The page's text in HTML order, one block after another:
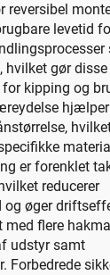
reversibel
levetid
hvilket gør
kipping og
er forenklet
reducerer
og øger
flere
udstyr samt
Forbedrede